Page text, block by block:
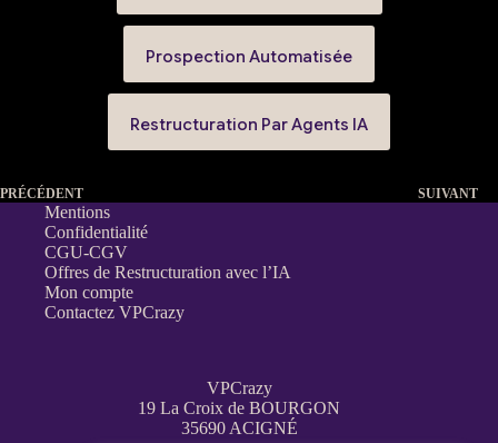
Prospection Automatisée
Restructuration Par Agents IA
PRÉCÉDENT SUIVANT
Mentions
Confidentialité
CGU-CGV
Offres de Restructuration avec l’IA
Mon compte
Contactez VPCrazy
VPCrazy
19 La Croix de BOURGON
35690 ACIGNÉ